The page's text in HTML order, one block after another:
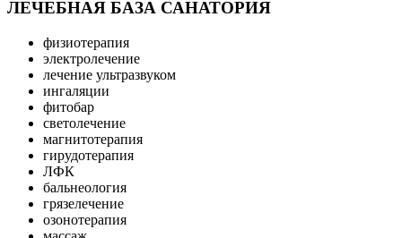
ЛЕЧЕБНАЯ БАЗА САНАТОРИЯ
физиотерапия
электролечение
лечение ультразвуком
ингаляции
фитобар
светолечение
магнитотерапия
гирудотерапия
ЛФК
бальнеология
грязелечение
озонотерапия